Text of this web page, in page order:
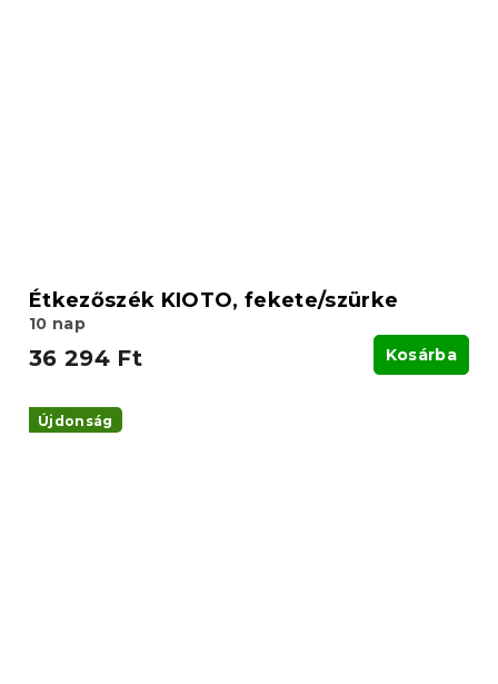
Étkezőszék KIOTO, fekete/szürke
10 nap
36 294 Ft Kosárba
Újdonság